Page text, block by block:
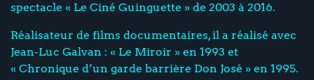
spectacle « Le Ciné Guinguette » de 2003 à 2016.
Réalisateur de films documentaires, il a réalisé avec
Jean-Luc Galvan : « Le Miroir » en 1993 et
« Chronique d’un garde barrière Don José » en 1995.